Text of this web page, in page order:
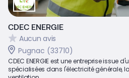
CDEC ENERGIE
Aucun avis
Pugnac (33710)
CDEC ENERGIE est une entreprise issue
spécialisées dans l'électricité générale,